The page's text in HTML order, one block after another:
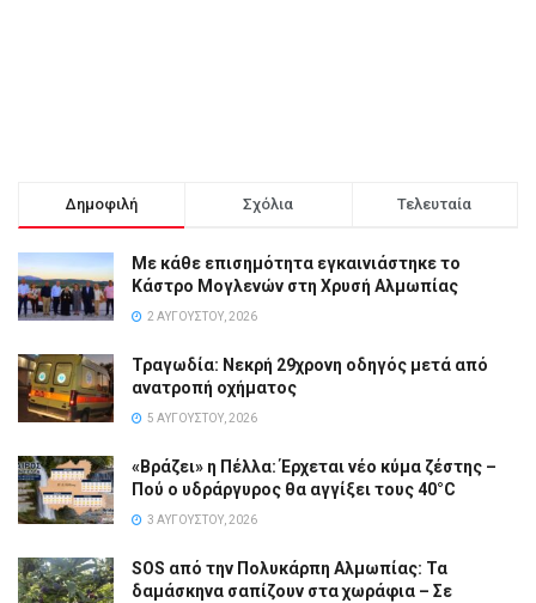
Δημοφιλή Σχόλια Τελευταία
Με κάθε επισημότητα εγκαινιάστηκε το
Κάστρο Μογλενών στη Χρυσή Αλμωπίας
2 ΑΥΓΟΎΣΤΟΥ, 2026
Τραγωδία: Νεκρή 29χρονη οδηγός μετά από
ανατροπή οχήματος
5 ΑΥΓΟΎΣΤΟΥ, 2026
«Βράζει» η Πέλλα: Έρχεται νέο κύμα ζέστης –
Πού ο υδράργυρος θα αγγίξει τους 40°C
3 ΑΥΓΟΎΣΤΟΥ, 2026
SOS από την Πολυκάρπη Αλμωπίας: Τα
δαμάσκηνα σαπίζουν στα χωράφια – Σε